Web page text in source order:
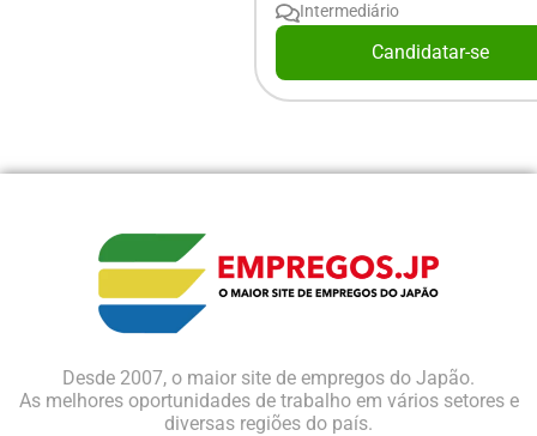
Intermediário
Candidatar-se
Desde 2007, o maior site de empregos do Japão.
As melhores oportunidades de trabalho em vários setores e
diversas regiões do país.